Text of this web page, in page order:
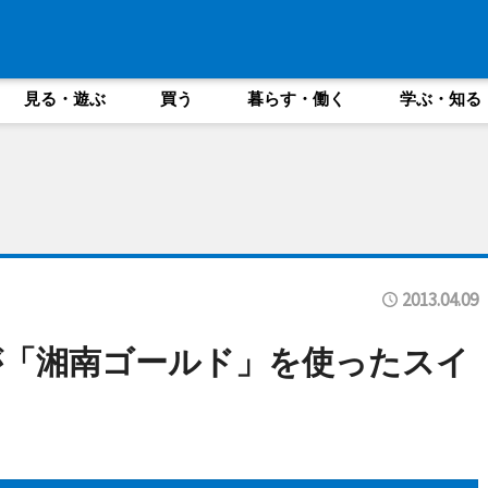
見る・遊ぶ 買う 暮らす・働く 学ぶ・知る
2013.04.09
湘南ゴールド」を使ったスイ